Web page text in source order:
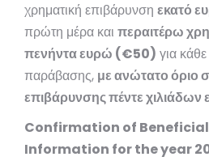
χρηματική επιβάρυνση εκατό
πρώτη μέρα και περαιτέρω
πενήντα ευρώ (€50) για
παράβασης, με ανώτατο όριο
επιβάρυνσης πέντε
Confirmation of Beneficial
Information for the year